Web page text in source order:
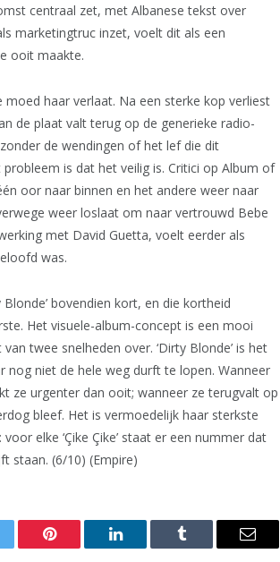
centraal zet, met Albanese tekst over
marketingtruc inzet, voelt dit als een
ooit maakte.
haar verlaat. Na een sterke kop verliest
de plaat valt terug op de generieke radio-
de wendingen of het lef die dit
is dat het veilig is. Critici op Album of
oor naar binnen en het andere weer naar
weer loslaat om naar vertrouwd Bebe
met David Guetta, voelt eerder als
was.
bovendien kort, en die kortheid
Het visuele-album-concept is een mooi
twee snelheden over. ‘Dirty Blonde’ is het
nog niet de hele weg durft te lopen. Wanneer
ze urgenter dan ooit; wanneer ze terugvalt op
bleef. Het is vermoedelijk haar sterkste
elke ‘Çike Çike’ staat er een nummer dat
staan. (6/10) (Empire)
Pinterest LinkedIn Tumblr Email